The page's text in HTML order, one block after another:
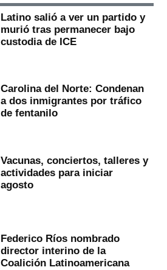
Latino salió a ver un partido y
murió tras permanecer bajo
custodia de ICE
Carolina del Norte: Condenan
a dos inmigrantes por tráfico
de fentanilo
Vacunas, conciertos, talleres y
actividades para iniciar
agosto
Federico Ríos nombrado
director interino de la
Coalición Latinoamericana